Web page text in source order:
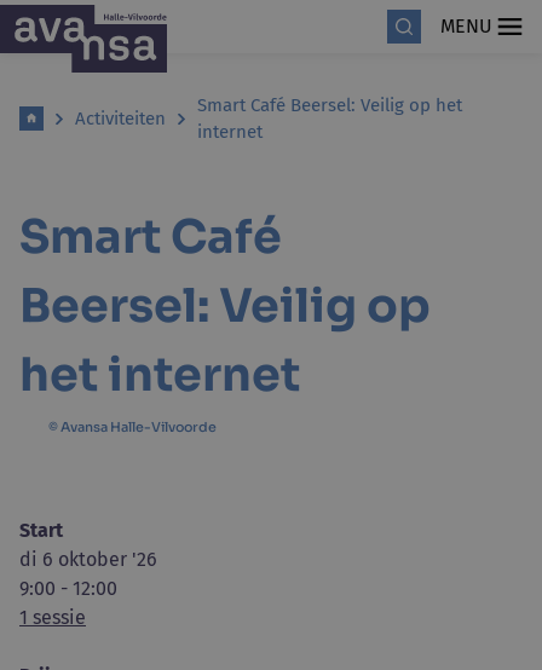
MENU
Activiteiten
Smart Café Beersel: Veilig op het
internet
Smart Café
Beersel: Veilig op
het internet
© Avansa Halle-Vilvoorde
Start
di 6 oktober '26
9:00 - 12:00
1 sessie